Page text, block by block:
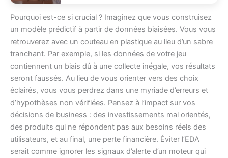
Pourquoi est-ce si crucial ? Imaginez que vous construisez
un modèle prédictif à partir de données biaisées. Vous vous
retrouverez avec un couteau en plastique au lieu d’un sabre
tranchant. Par exemple, si les données de votre jeu
contiennent un biais dû à une collecte inégale, vos résultats
seront faussés. Au lieu de vous orienter vers des choix
éclairés, vous vous perdrez dans une myriade d’erreurs et
d’hypothèses non vérifiées. Pensez à l’impact sur vos
décisions de business : des investissements mal orientés,
des produits qui ne répondent pas aux besoins réels des
utilisateurs, et au final, une perte financière. Éviter l’EDA
serait comme ignorer les signaux d’alerte d’un moteur qui